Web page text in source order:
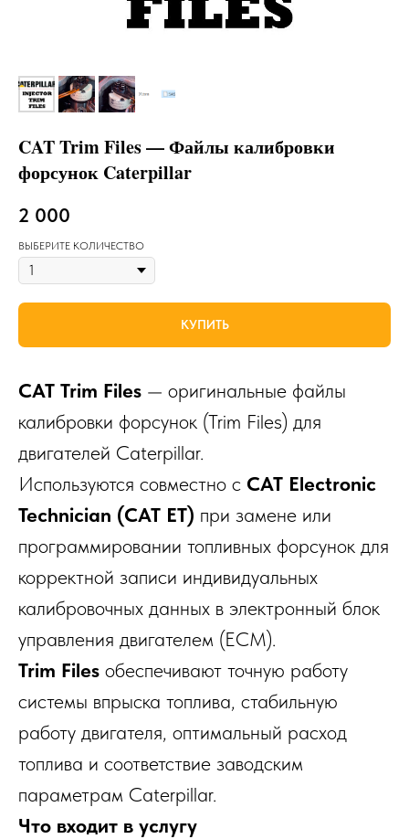
CAT Trim Files — Файлы калибровки
форсунок Caterpillar
2 000
ВЫБЕРИТЕ КОЛИЧЕСТВО
КУПИТЬ
CAT Trim Files — оригинальные файлы
калибровки форсунок (Trim Files) для
двигателей Caterpillar.
Используются совместно с CAT Electronic
Technician (CAT ET) при замене или
программировании топливных форсунок для
корректной записи индивидуальных
калибровочных данных в электронный блок
управления двигателем (ECM).
Trim Files обеспечивают точную работу
системы впрыска топлива, стабильную
работу двигателя, оптимальный расход
топлива и соответствие заводским
параметрам Caterpillar.
Что входит в услугу